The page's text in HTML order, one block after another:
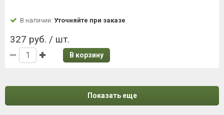
В наличии: Уточняйте при заказе
327 руб. / шт.
В корзину
Показать еще